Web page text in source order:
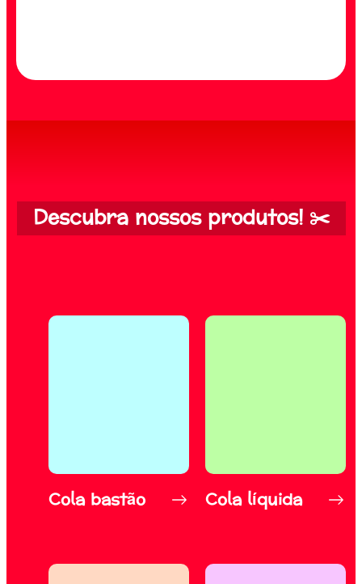
Descubra nossos produtos! ✂️
Cola bastão Cola líquida